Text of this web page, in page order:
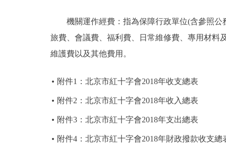
機關運作經費：指為保障行政單位(含參照公
旅費、會議費、福利費、日常維修費、專用材料
維護費以及其他費用。
附件1：北京市紅十字會2018年收支總表
附件2：北京市紅十字會2018年收入總表
附件3：北京市紅十字會2018年支出總表
附件4：北京市紅十字會2018年財政撥款收支總